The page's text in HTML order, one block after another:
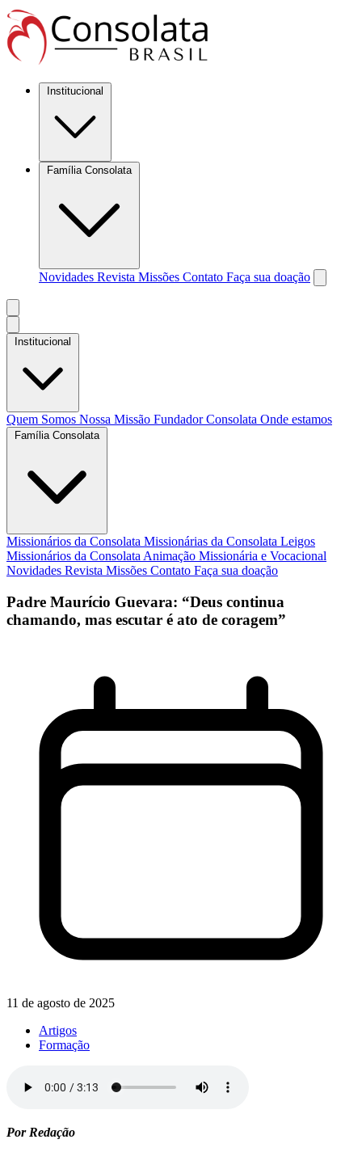
Institucional
Família Consolata
Novidades Revista Missões Contato Faça sua doação
Institucional
Quem Somos Nossa Missão FundadorConsolata Onde estamos
Família Consolata
Missionários da Consolata Missionárias da Consolata Leigos
Missionários da Consolata Animação Missionária e Vocacional
Novidades Revista Missões Contato Faça sua doação
Padre Maurício Guevara: “Deus continua
chamando, mas escutar é ato de coragem”
11 de agosto de 2025
Artigos
Formação
Por Redação